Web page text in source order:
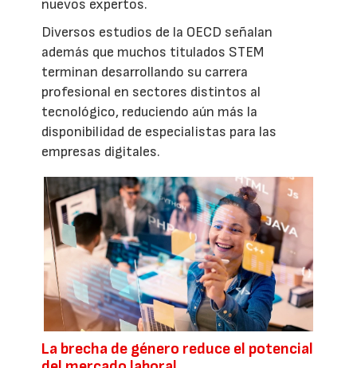
nuevos expertos.
Diversos estudios de la OECD señalan
además que muchos titulados STEM
terminan desarrollando su carrera
profesional en sectores distintos al
tecnológico, reduciendo aún más la
disponibilidad de especialistas para las
empresas digitales.
La brecha de género reduce el potencial